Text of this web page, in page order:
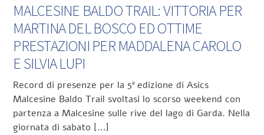
MALCESINE BALDO TRAIL: VITTORIA PER
MARTINA DEL BOSCO ED OTTIME
PRESTAZIONI PER MADDALENA CAROLO
E SILVIA LUPI
Record di presenze per la 5ª edizione di Asics
Malcesine Baldo Trail svoltasi lo scorso weekend con
partenza a Malcesine sulle rive del lago di Garda. Nella
giornata di sabato […]